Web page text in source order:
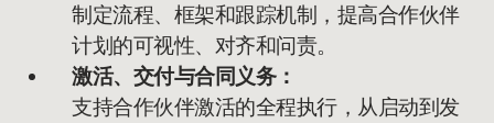
制定流程、框架和跟踪机制，提高合作伙伴
计划的可视性、对齐和问责。
激活、交付与合同义务：
支持合作伙伴激活的全程执行，从启动到发